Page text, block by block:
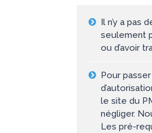
Il n’y a
seulement
ou d’avoir
Pour
le site du
négliger.
Les pré-